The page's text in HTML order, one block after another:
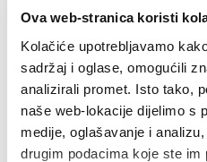
Ova web-stranica koristi
Kolačiće upotrebljavamo
sadržaj i oglase, omogućili
analizirali promet. Isto tako,
naše web-lokacije dijelimo s
medije, oglašavanje i
drugim podacima koje ste
it
+385 21